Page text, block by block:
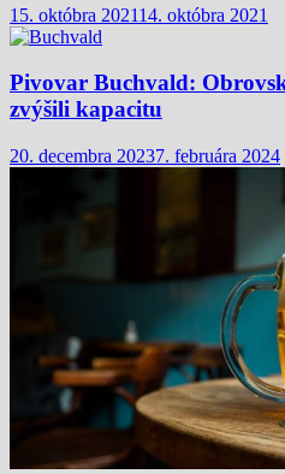
15. októbra 202114. októbra 2021
Pivovar Buchvald:
zvýšili kapacitu
20. decembra 20237. februára 2024